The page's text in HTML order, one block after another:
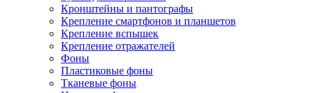
Кронштейны и пантографы
Крепление смартфонов и планшетов
Крепление вспышек
Крепление отражателей
Фоны
Пластиковые фоны
Тканевые фоны